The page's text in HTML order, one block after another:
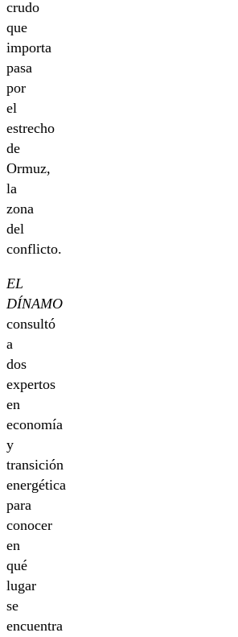
crudo
que
importa
pasa
por
el
estrecho
de
Ormuz,
la
zona
del
conflicto.
EL
DÍNAMO
consultó
a
dos
expertos
en
economía
y
transición
energética
para
conocer
en
qué
lugar
se
encuentra